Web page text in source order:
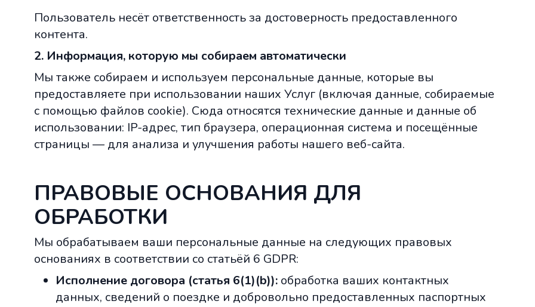
Пользователь несёт ответственность за достоверность предоставленного
контента.
2. Информация, которую мы собираем автоматически
Мы также собираем и используем персональные данные, которые вы
предоставляете при использовании наших Услуг (включая данные, собираемые
с помощью файлов cookie). Сюда относятся технические данные и данные об
использовании: IP-адрес, тип браузера, операционная система и посещённые
страницы — для анализа и улучшения работы нашего веб-сайта.
ПРАВОВЫЕ ОСНОВАНИЯ ДЛЯ
ОБРАБОТКИ
Мы обрабатываем ваши персональные данные на следующих правовых
основаниях в соответствии со статьёй 6 GDPR:
Исполнение договора (статья 6(1)(b)):обработка ваших контактных
данных, сведений о поездке и добровольно предоставленных паспортных